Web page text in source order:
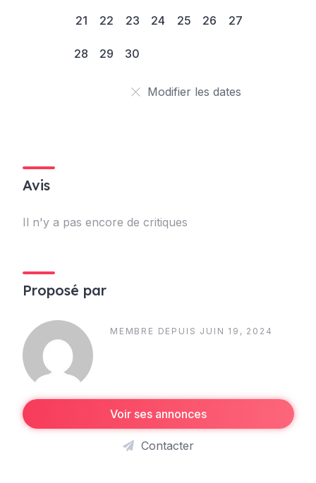
21 22 23 24 25 26 27
28 29 30
Modifier les dates
Avis
Il n'y a pas encore de critiques
Proposé par
MEMBRE DEPUIS JUIN 19, 2024
Voir ses annonces
Contacter